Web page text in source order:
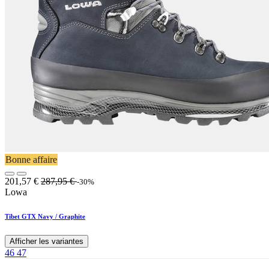
Bonne affaire
201,57 € 287,95€ -30%
Lowa
Tibet GTX Navy / Graphite
Afficher les variantes
46 47